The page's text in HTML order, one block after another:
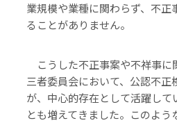
業規模や業種に関わらず、不正
ることがありません。
こうした不正事案や不祥事
三者委員会において、公認不正
が、中心的存在として活躍して
とも増えてきました。このよう